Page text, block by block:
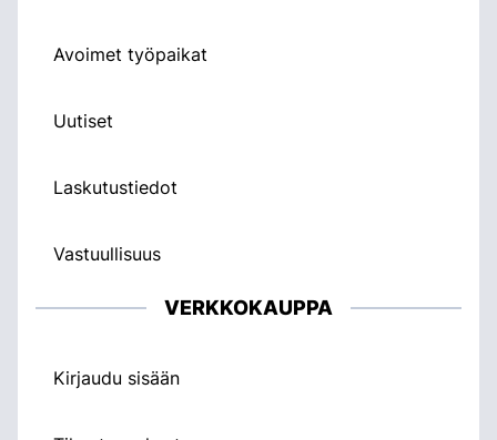
Avoimet työpaikat
Uutiset
Laskutustiedot
Vastuullisuus
VERKKOKAUPPA
Kirjaudu sisään